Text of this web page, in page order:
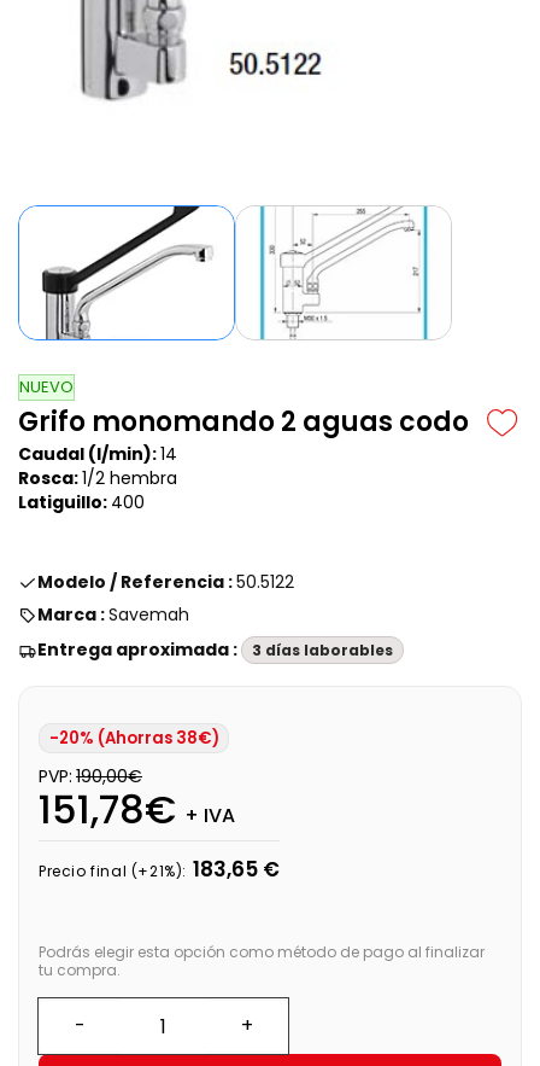
NUEVO
Grifo monomando 2 aguas codo
Caudal (l/min):14
Rosca:1/2 hembra
Latiguillo: 400
Modelo / Referencia :50.5122
Marca :Savemah
Entrega aproximada :
3 días laborables
-20% (Ahorras 38€)
PVP: 190,00€
151,78€ + IVA
Precio final (+21%): 183,65 €
Podrás elegir esta opción como método de pago al finalizar
tu compra.